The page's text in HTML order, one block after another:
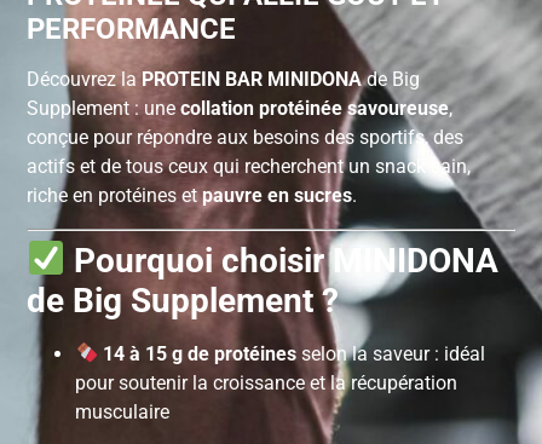
PERFORMANCE
Découvrez la PROTEIN BAR MINIDONAde Big
Supplement : unecollation protéinée savoureuse,
conçue pour répondre aux besoins des sportifs, des
actifs et de tous ceux qui recherchent un snack sain,
riche en protéines etpauvre en sucres.
Pourquoi choisir MINIDONA
de Big Supplement ?
14 à 15 g de protéinesselon la saveur : idéal
pour soutenir la croissance et la récupération
musculaire